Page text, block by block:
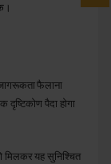
फैलाना
पैदा होगा
मिलकर यह सुनिश्चित